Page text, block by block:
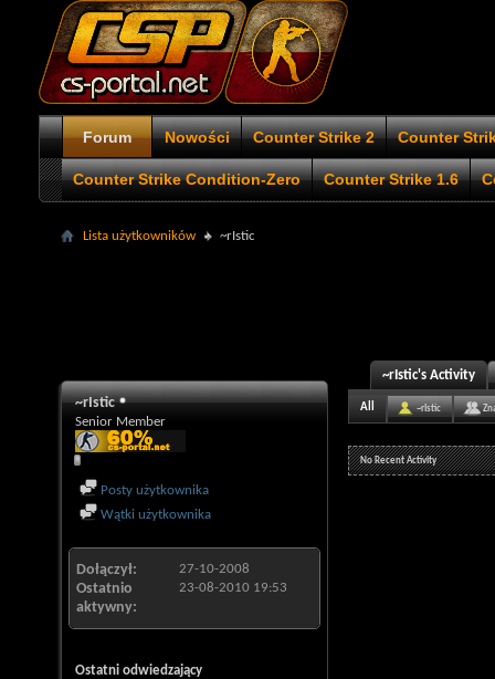
Forum Nowości Counter Strike 2 Counter
Counter Strike Condition-Zero Counter Strike 1.6
Lista użytkowników ~rIstic
~rIstic
Senior Member
Posty użytkownika
Wątki użytkownika
Dołączył 27-10-2008
Ostatnio
aktywny
23-08-2010 19:53
Ostatni odwiedzający
~rIstic's Activity
All ~rIstic
No Recent Activity